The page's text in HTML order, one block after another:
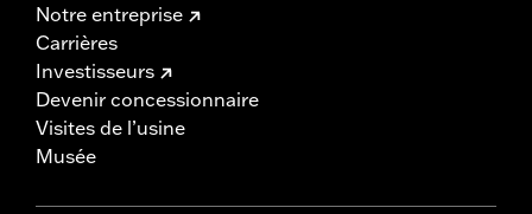
Notre entreprise
Carrières
Investisseurs
Devenir concessionnaire
Visites de l’usine
Musée